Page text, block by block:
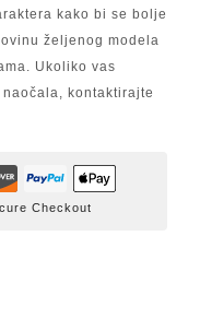
kako bi se bolje
željenog modela
Ukoliko vas
kontaktirajte
Checkout